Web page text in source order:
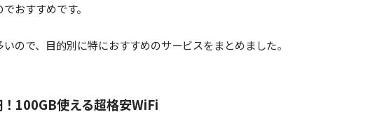
おすすめです。
ので、目的別に特におすすめのサービスをまとめました。
100GB使える超格安WiFi